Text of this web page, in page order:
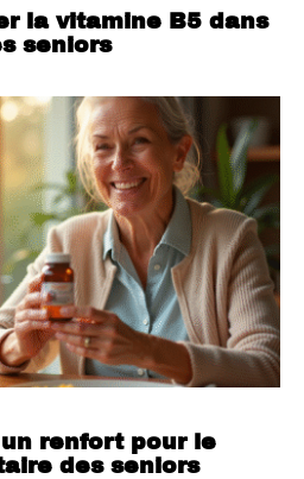
la vitamine B5 dans
seniors
renfort pour le
des seniors